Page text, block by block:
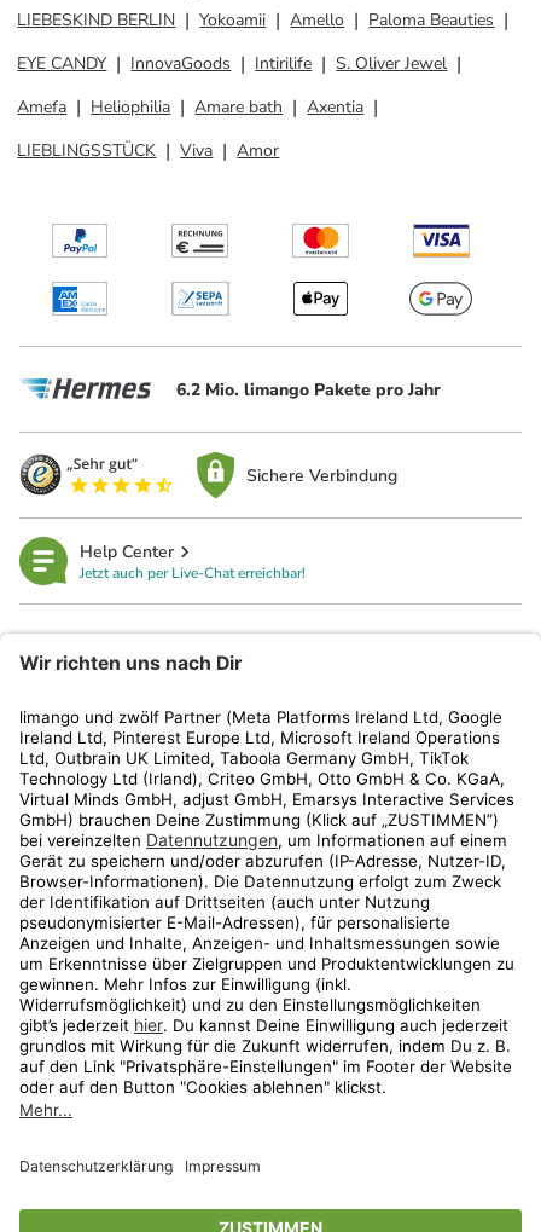
LIEBESKIND BERLIN
Yokoamii Amello
Paloma Beauties
EYE CANDY
InnovaGoods Intirilife
S. Oliver Jewel
Amefa
Heliophilia Amare bath
Axentia
LIEBLINGSSTÜCK
Viva Amor
6.2 Mio. limango Pakete pro Jahr
Sichere Verbindung
Help Center
Jetzt auch per Live-Chat erreichbar!
Kundenservice
Shop
Aktionen
Travel